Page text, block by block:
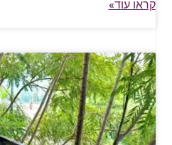
קראו עוד»